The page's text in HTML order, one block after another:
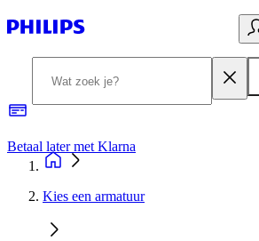
Betaal later met Klarna
Kies een armatuur